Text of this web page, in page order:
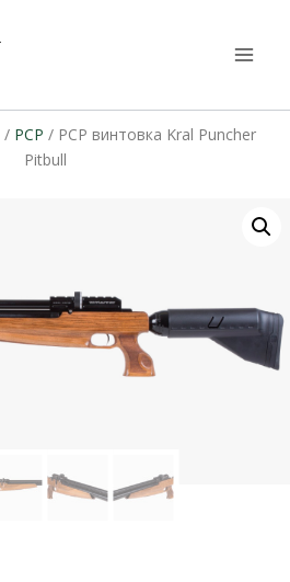
/ PCP / PCP винтовка Kral Puncher
Pitbull